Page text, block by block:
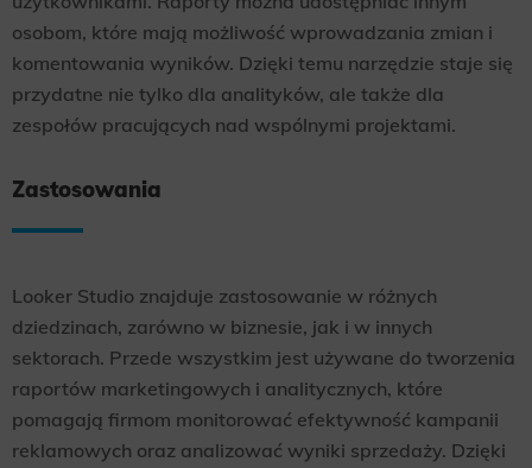
osobom, które mają możliwość wprowadzania zmian i
komentowania wyników. Dzięki temu narzędzie staje się
przydatne nie tylko dla analityków, ale także dla
zespołów pracujących nad wspólnymi projektami.
Zastosowania
Looker Studio znajduje zastosowanie w różnych
dziedzinach, zarówno w biznesie, jak i w innych
sektorach. Przede wszystkim jest używane do tworzenia
raportów marketingowych i analitycznych, które
pomagają firmom monitorować efektywność kampanii
reklamowych oraz analizować wyniki sprzedaży. Dzięki